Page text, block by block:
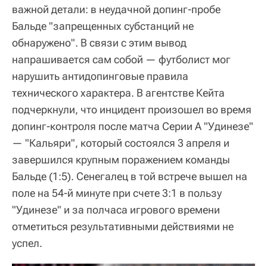
важной детали: в неудачной допинг-пробе
Бальде "запрещенных субстанций не
обнаружено". В связи с этим вывод
напрашивается сам собой — футболист мог
нарушить антидопинговые правила
технического характера. В агентстве Кейта
подчеркнули, что инцидент произошел во время
допинг-контроля после матча Серии А "Удинезе"
— "Кальяри", который состоялся 3 апреля и
завершился крупным поражением команды
Бальде (1:5). Сенегалец в той встрече вышел на
поле на 54-й минуте при счете 3:1 в пользу
"Удинезе" и за полчаса игрового времени
отметиться результативными действиями не
успел.